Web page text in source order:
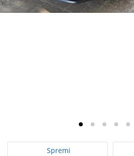
Spremi